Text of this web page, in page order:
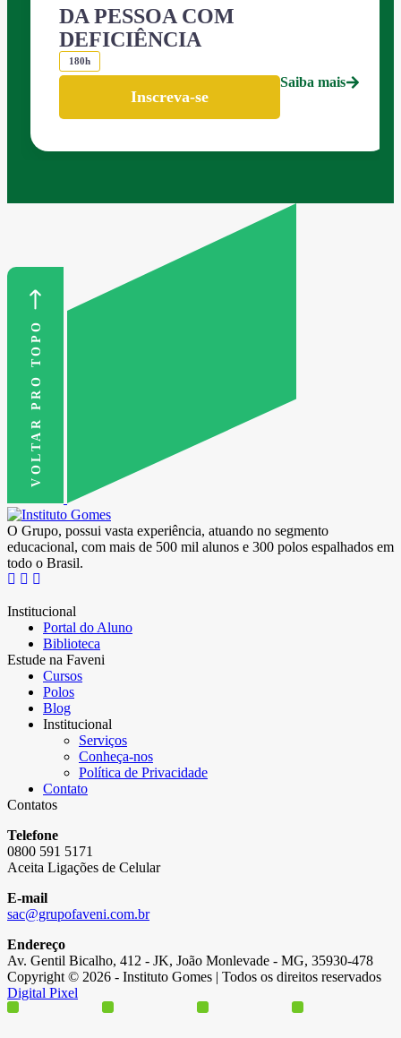
DA PESSOA COM
DEFICIÊNCIA
180h
Inscreva-se
Saiba mais
VOLTAR PRO TOPO
O Grupo, possui vasta experiência, atuando no segmento
educacional, com mais de 500 mil alunos e 300 polos espalhados em
todo o Brasil.
Institucional
Portal do Aluno
Biblioteca
Estude na Faveni
Cursos
Polos
Blog
Institucional
Serviços
Conheça-nos
Política de Privacidade
Contato
Contatos
Telefone
0800 591 5171
Aceita Ligações de Celular
E-mail
sac@grupofaveni.com.br
Endereço
Av. Gentil Bicalho, 412 - JK, João Monlevade - MG, 35930-478
Copyright © 2026 - Instituto Gomes | Todos os direitos reservados
Digital Pixel